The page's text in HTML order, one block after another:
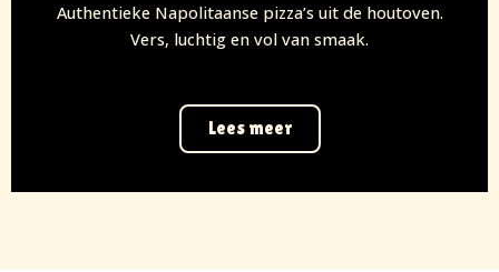
Authentieke Napolitaanse pizza’s uit de houtoven.
Vers, luchtig en vol van smaak.
Lees meer